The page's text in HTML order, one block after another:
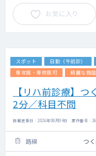
お気に入り
スポット 日勤（午前診）
専攻医・専修医可
綺麗な施設
【リハ前診療】
2分／科目不問
掲載更新日 : 2026年08月04日 案件番号 :
路線 つ